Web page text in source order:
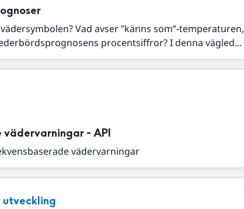
Vad avser ”känns som”-temperaturen,
procentsiffror? I denna vägled...
vädervarningar - API
vädervarningar
utveckling